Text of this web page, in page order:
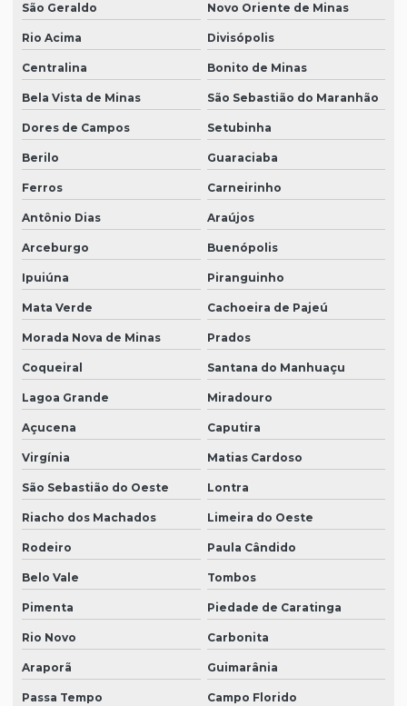
São Geraldo Novo Oriente de Minas
Rio Acima Divisópolis
Centralina Bonito de Minas
Bela Vista de Minas São Sebastião do Maranhão
Dores de Campos Setubinha
Berilo Guaraciaba
Ferros Carneirinho
Antônio Dias Araújos
Arceburgo Buenópolis
Ipuiúna Piranguinho
Mata Verde Cachoeira de Pajeú
Morada Nova de Minas Prados
Coqueiral Santana do Manhuaçu
Lagoa Grande Miradouro
Açucena Caputira
Virgínia Matias Cardoso
São Sebastião do Oeste Lontra
Riacho dos Machados Limeira do Oeste
Rodeiro Paula Cândido
Belo Vale Tombos
Pimenta Piedade de Caratinga
Rio Novo Carbonita
Araporã Guimarânia
Passa Tempo Campo Florido